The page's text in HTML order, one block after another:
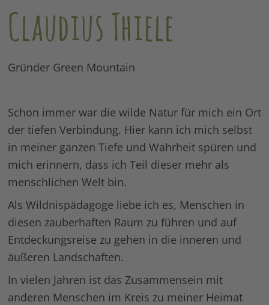
Claudius Thiele
Gründer Green Mountain
Schon immer war die wilde Natur für mich ein Ort
der tiefen Verbindung. Hier kann ich mich selbst
in meiner ganzen Tiefe und Wahrheit spüren und
mich erinnern, dass ich Teil dieser mehr als
menschlichen Welt bin.
Als Wildnispädagoge liebe ich es, Menschen in
diesen zauberhaften Raum zu führen und auf
Entdeckungsreise zu gehen in die inneren und
äußeren Landschaften.
In vielen Jahren ist das Zusammensein mit
anderen Menschen im Kreis zu meiner Heimat